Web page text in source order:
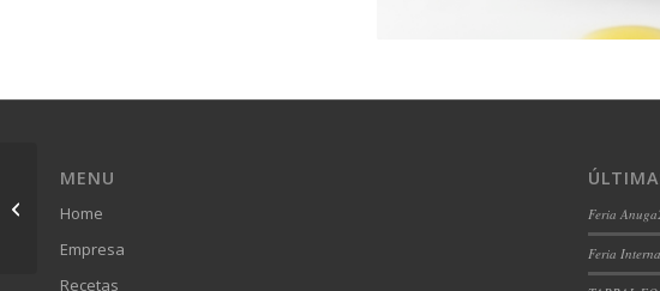
MENU
Home
Empresa
Recetas
Feria
Feria
Tartelette Moyenne